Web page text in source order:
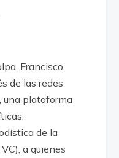
Francisco
de las redes
una plataforma
de la
a quienes